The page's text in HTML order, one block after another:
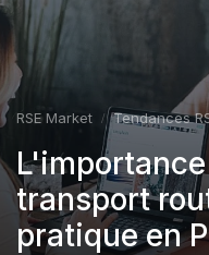
RSE Market Tendances
L'importance
transport
pratique en